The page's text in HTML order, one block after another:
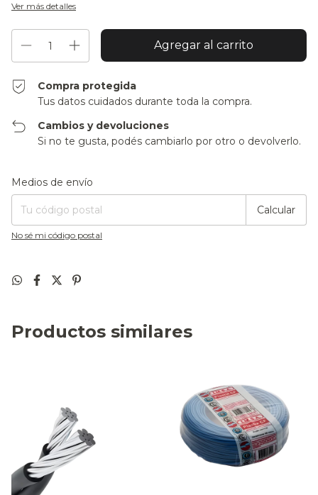
Ver más detalles
Compra protegida
Tus datos cuidados durante toda la compra.
Cambios y devoluciones
Si no te gusta, podés cambiarlo por otro o devolverlo.
Entregas para el CP:
Medios de envío
Calcular
No sé mi código postal
Productos similares